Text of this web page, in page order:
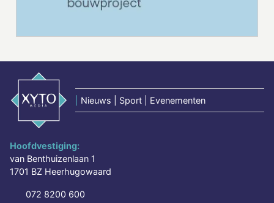
Nieuws | Sport | Evenementen
Hoofdvestiging:
van Benthuizenlaan 1
1701 BZ Heerhugowaard
072 8200 600